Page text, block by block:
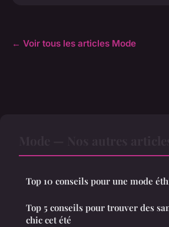
← Voir tous les articles Mode
Top 10 conseils pour une mode
Top 5 conseils pour trouver des
chic cet été